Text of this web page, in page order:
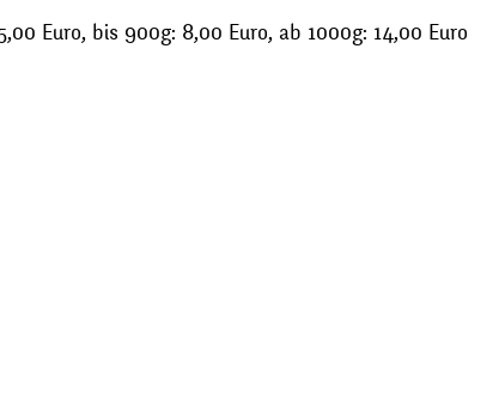
Euro, bis 900g: 8,00 Euro, ab 1000g: 14,00 Euro